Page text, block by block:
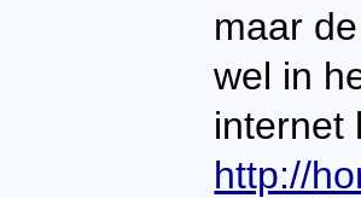
maar
wel in
internet
http://